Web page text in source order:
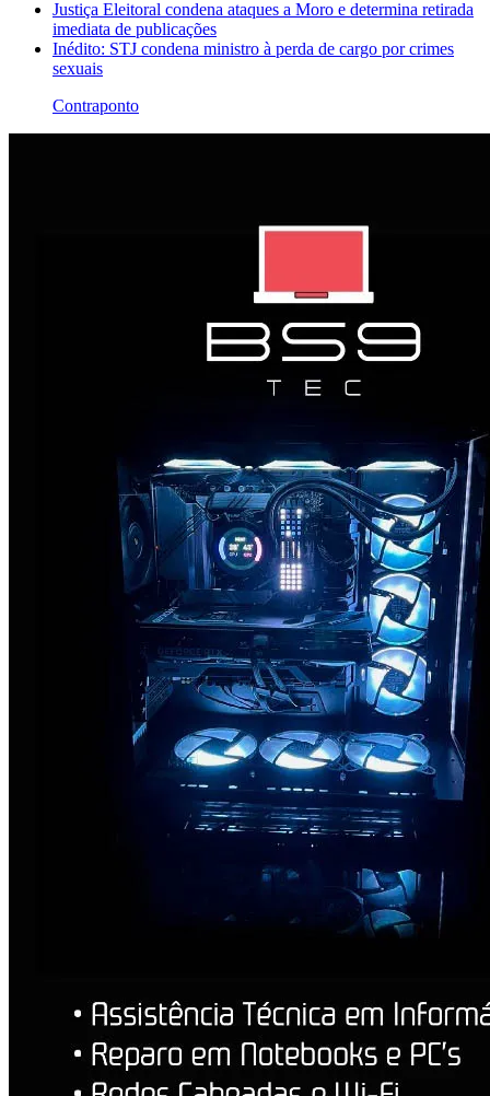
Justiça Eleitoral condena ataques a Moro e determina retirada
imediata de publicações
Inédito: STJ condena ministro à perda de cargo por crimes
sexuais
Contraponto